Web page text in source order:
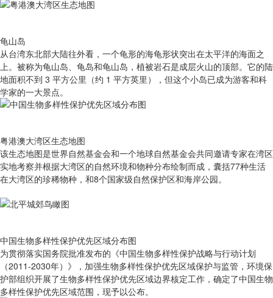
龟山岛
从台湾东北部大陆往外看，一个龟形的海龟形状突出在太平洋的海面之
上。被称为龟山岛、龟岛和龟山岛，植被岩石是成层火山的顶部。它的陆
地面积不到 3 平方公里（约 1 平方英里），但这个小岛已成为游客和科
学家的一大景点。
粤港澳大湾区生态地图
该生态地图是世界自然基金会和一个地球自然基金会共同邀请专家在湾区
实地考察并根据大湾区的自然环境和物种分布绘制而成，囊括77种生活
在大湾区的珍稀物种，和8个国家级自然保护区和海岸公园。
中国生物多样性保护优先区域分布图
为贯彻落实国务院批准发布的《中国生物多样性保护战略与行动计划
（2011-2030年）》，加强生物多样性保护优先区域保护与监管，环境保
护部组织开展了生物多样性保护优先区域边界核定工作，确定了中国生物
多样性保护优先区域范围，现予以公布。